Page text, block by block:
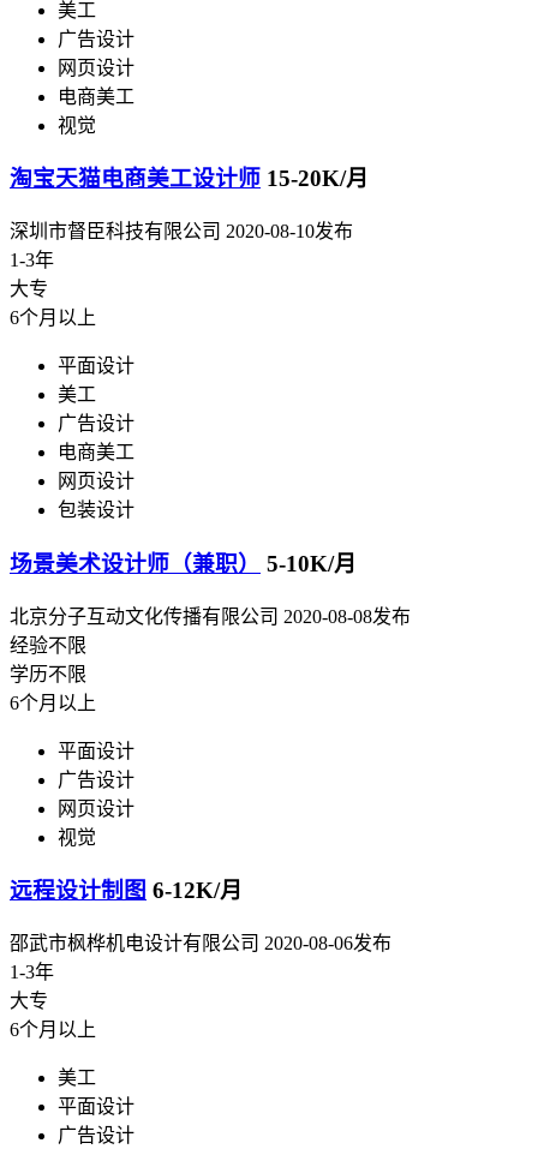
美工
广告设计
网页设计
电商美工
视觉
淘宝天猫电商美工设计师 15-20K/月
深圳市督臣科技有限公司 2020-08-10发布
1-3年
大专
6个月以上
平面设计
美工
广告设计
电商美工
网页设计
包装设计
场景美术设计师（兼职） 5-10K/月
北京分子互动文化传播有限公司 2020-08-08发布
经验不限
学历不限
6个月以上
平面设计
广告设计
网页设计
视觉
远程设计制图 6-12K/月
邵武市枫桦机电设计有限公司 2020-08-06发布
1-3年
大专
6个月以上
美工
平面设计
广告设计